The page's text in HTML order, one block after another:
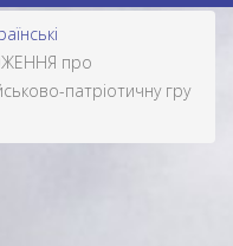
про
патріотичну гру